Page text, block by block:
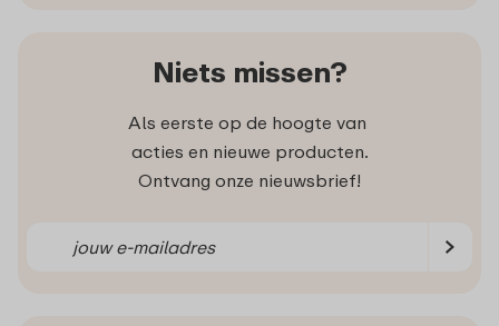
Niets missen?
Als eerste op de hoogte van
acties en nieuwe producten.
Ontvang onze nieuwsbrief!